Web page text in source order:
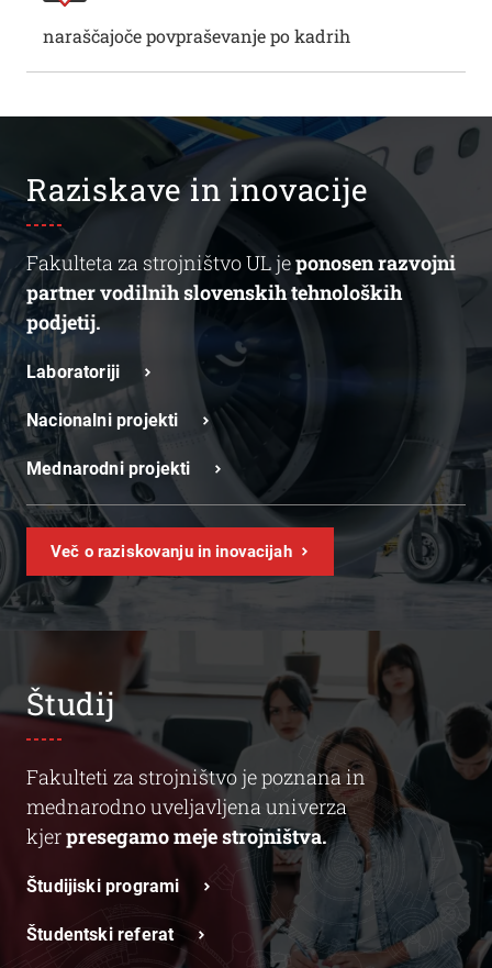
naraščajoče povpraševanje po kadrih
Raziskave in inovacije
Fakulteta za strojništvo UL jeponosen razvojni
partner vodilnih slovenskih tehnoloških
podjetij.
Laboratoriji
Nacionalni projekti
Mednarodni projekti
Več o raziskovanju in inovacijah
Študij
Fakulteti za strojništvo je poznana in
mednarodno uveljavljena univerza
kjerpresegamo meje strojništva.
Študijiski programi
Študentski referat